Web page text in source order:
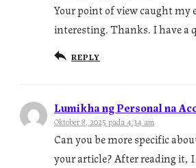
Your point of view caught my
interesting. Thanks. I have a
REPLY
Lumikha ng Personal na
Oktober 8, 2025 pada 4:34 am
Can you be more specific
your article? After reading it,